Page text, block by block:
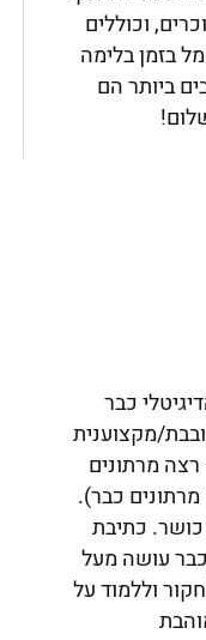
וכוללים
בזמן בלימה
ביותר הם
כבר
חובבת/מקצוענית
מרתונים
ומרחקים ארוכים (אחרי 12 מרתונים כבר).
כתיבת
עושה מעל
וללמוד על